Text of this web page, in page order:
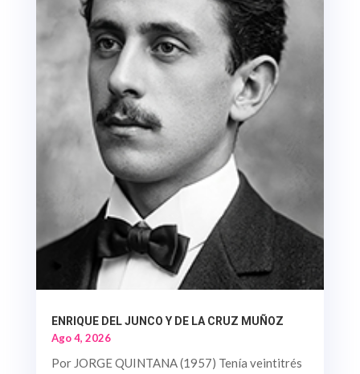
ENRIQUE DEL JUNCO Y DE LA CRUZ MUÑOZ
Ago 4, 2026
Por JORGE QUINTANA (1957) Tenía veintitrés